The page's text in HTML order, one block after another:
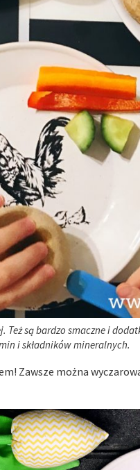
Też są bardzo smaczne i
i składników mineralnych.
Zawsze można